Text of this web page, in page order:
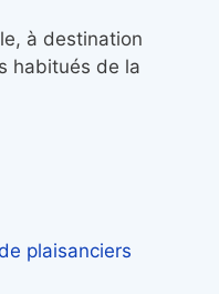
à destination
habitués de la
plaisanciers